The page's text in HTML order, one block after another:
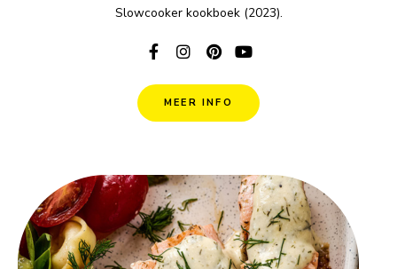
Slowcooker kookboek (2023).
MEER INFO